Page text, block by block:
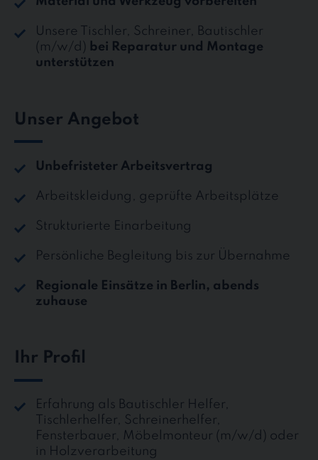
Unsere Tischler, Schreiner, Bautischler
(m/w/d)
bei Reparatur und Montage
unterstützen
Unser Angebot
Unbefristeter Arbeitsvertrag
Arbeitskleidung, geprüfte Arbeitsplätze
Strukturierte Einarbeitung
Persönliche Begleitung bis zur Übernahme
Regionale Einsätze in Berlin, abends
zuhause
Ihr Profil
Erfahrung als Bautischler Helfer,
Tischlerhelfer, Schreinerhelfer,
Fensterbauer, Möbelmonteur (m/w/d) oder
in Holzverarbeitung